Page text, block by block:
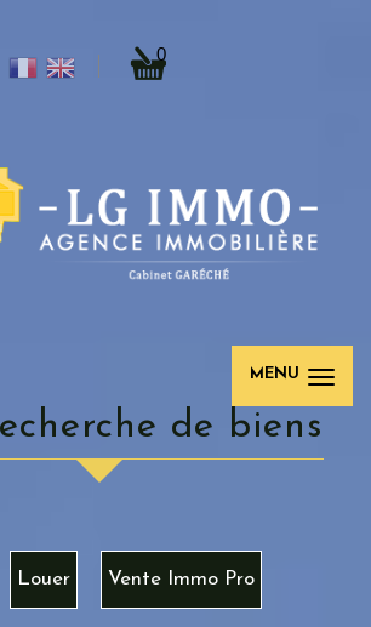
0
MENU
de biens
Louer Vente Immo Pro